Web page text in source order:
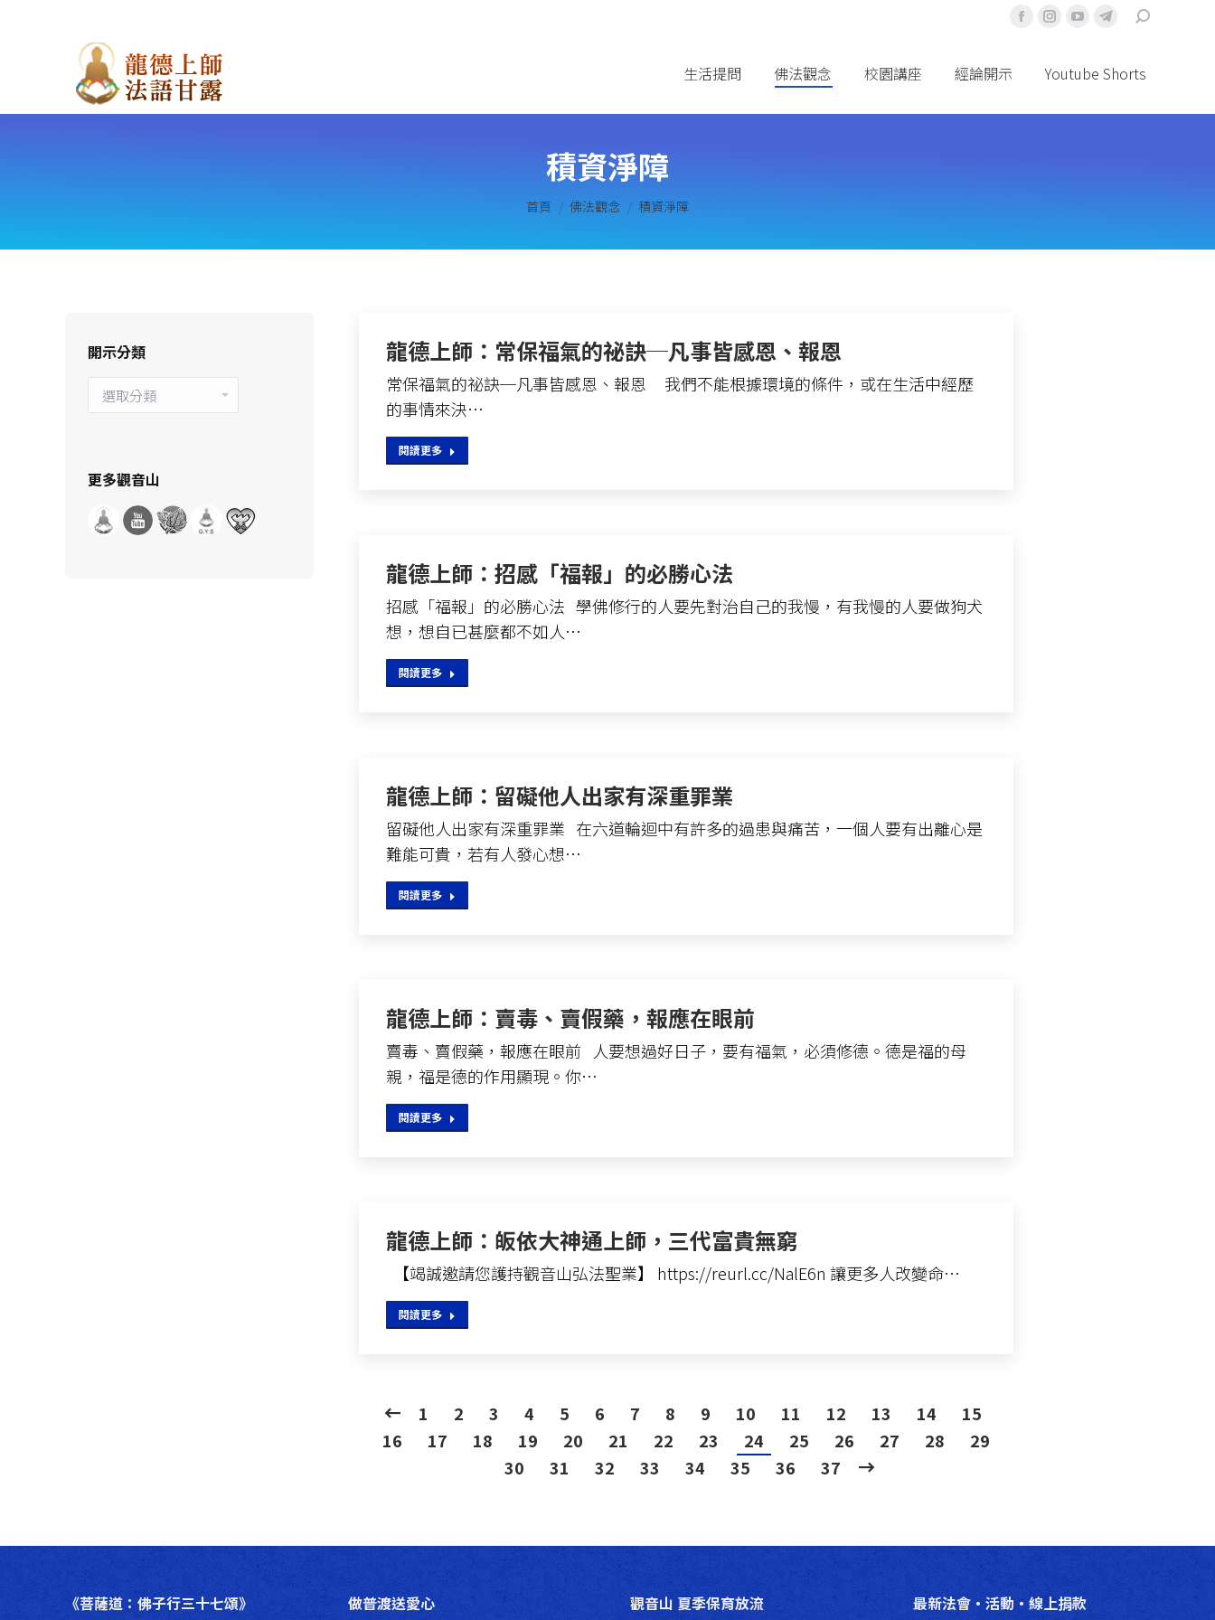
Facebook
新
Instagram
面
新
YouTube
面
新
Telegram
面
新
搜
生活提問 佛法觀念 校園講座 經論開示 Youtube Shorts
積資淨障
您在這裡：
首頁 佛法觀念 積資淨障
龍德上師：常保福氣的祕訣─凡事皆感恩、報恩
常保福氣的祕訣─凡事皆感恩、報恩 我們不能根據環境的條件，或在生活中經歷
的事情來決…
閱讀更多
龍德上師：招感「福報」的必勝心法
招感「福報」的必勝心法 學佛修行的人要先對治自己的我慢，有我慢的人要做狗犬
想，想自已甚麼都不如人…
閱讀更多
龍德上師：留礙他人出家有深重罪業
留礙他人出家有深重罪業 在六道輪迴中有許多的過患與痛苦，一個人要有出離心是
難能可貴，若有人發心想…
閱讀更多
龍德上師：賣毒、賣假藥，報應在眼前
賣毒、賣假藥，報應在眼前 人要想過好日子，要有福氣，必須修德。德是福的母
親，福是德的作用顯現。你…
閱讀更多
龍德上師：皈依大神通上師，三代富貴無窮
【竭誠邀請您護持觀音山弘法聖業】 https://reurl.cc/NalE6n 讓更多人改變命…
閱讀更多
1 2 3 4 5 6 7 8 9 10 11 12 13 14
15
16
17 18 19 20 21 22 23 24 25 26 27 28
29
30
31 32 33 34 35 36 37
開示分類
更多觀音山
《菩薩道：佛子行三十七頌》 做普渡送愛心 觀音山 夏季保育放流 最新法會‧活動‧線上捐款